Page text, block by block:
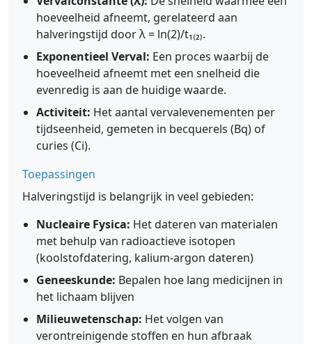
hoeveelheid afneemt, gerelateerd aan
halveringstijd door λ = ln(2)/t₁₍₂₎.
Exponentieel Verval: Een proces waarbij de
hoeveelheid afneemt met een snelheid die
evenredig is aan de huidige waarde.
Activiteit: Het aantal vervalevenementen per
tijdseenheid, gemeten in becquerels (Bq) of
curies (Ci).
Toepassingen
Halveringstijd is belangrijk in veel gebieden:
Nucleaire Fysica: Het dateren van materialen
met behulp van radioactieve isotopen
(koolstofdatering, kalium-argon dateren)
Geneeskunde: Bepalen hoe lang medicijnen in
het lichaam blijven
Milieuwetenschap: Het volgen van
verontreinigende stoffen en hun afbraak